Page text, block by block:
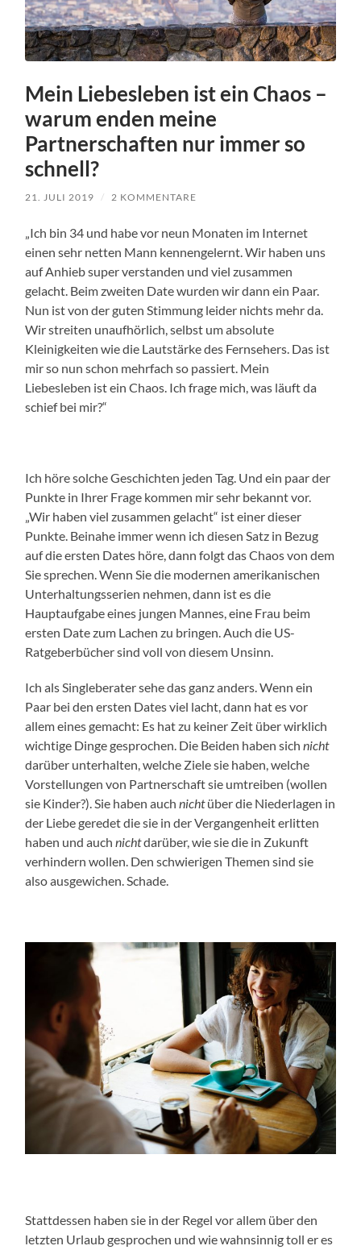
Mein Liebesleben ist ein Chaos –
warum enden meine
Partnerschaften nur immer so
schnell?
21. JULI 2019 / 2 KOMMENTARE
„Ich bin 34 und habe vor neun Monaten im Internet
einen sehr netten Mann kennengelernt. Wir haben uns
auf Anhieb super verstanden und viel zusammen
gelacht. Beim zweiten Date wurden wir dann ein Paar.
Nun ist von der guten Stimmung leider nichts mehr da.
Wir streiten unaufhörlich, selbst um absolute
Kleinigkeiten wie die Lautstärke des Fernsehers. Das ist
mir so nun schon mehrfach so passiert. Mein
Liebesleben ist ein Chaos. Ich frage mich, was läuft da
schief bei mir?“
Ich höre solche Geschichten jeden Tag. Und ein paar der
Punkte in Ihrer Frage kommen mir sehr bekannt vor.
„Wir haben viel zusammen gelacht“ ist einer dieser
Punkte. Beinahe immer wenn ich diesen Satz in Bezug
auf die ersten Dates höre, dann folgt das Chaos von dem
Sie sprechen. Wenn Sie die modernen amerikanischen
Unterhaltungsserien nehmen, dann ist es die
Hauptaufgabe eines jungen Mannes, eine Frau beim
ersten Date zum Lachen zu bringen. Auch die US-
Ratgeberbücher sind voll von diesem Unsinn.
Ich als Singleberater sehe das ganz anders. Wenn ein
Paar bei den ersten Dates viel lacht, dann hat es vor
allem eines gemacht: Es hat zu keiner Zeit über wirklich
wichtige Dinge gesprochen. Die Beiden haben sichnicht
darüber unterhalten, welche Ziele sie haben, welche
Vorstellungen von Partnerschaft sie umtreiben (wollen
sie Kinder?). Sie haben auch nichtüber die Niederlagen in
der Liebe geredet die sie in der Vergangenheit erlitten
haben und auchnichtdarüber, wie sie die in Zukunft
verhindern wollen. Den schwierigen Themen sind sie
also ausgewichen. Schade.
Stattdessen haben sie in der Regel vor allem über den
letzten Urlaub gesprochen und wie wahnsinnig toll er es